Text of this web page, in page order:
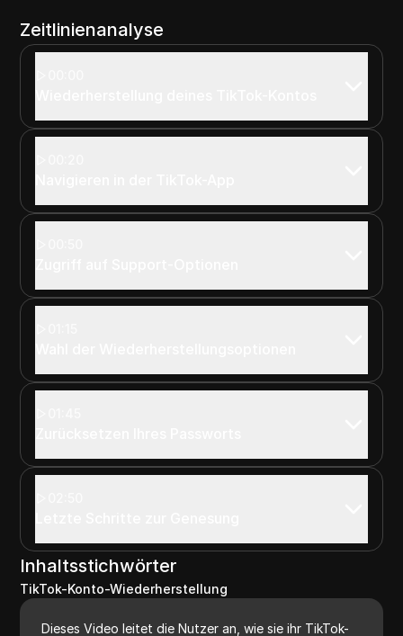
Zeitlinienanalyse
Inhaltsstichwörter
TikTok-Konto-Wiederherstellung
Dieses Video leitet die Nutzer an, wie sie ihr TikTok-